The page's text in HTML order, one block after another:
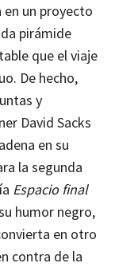
un proyecto
pirámide
que el viaje
De hecho,
y
David Sacks
en su
la segunda
Espacio final
humor negro,
en otro
contra de la